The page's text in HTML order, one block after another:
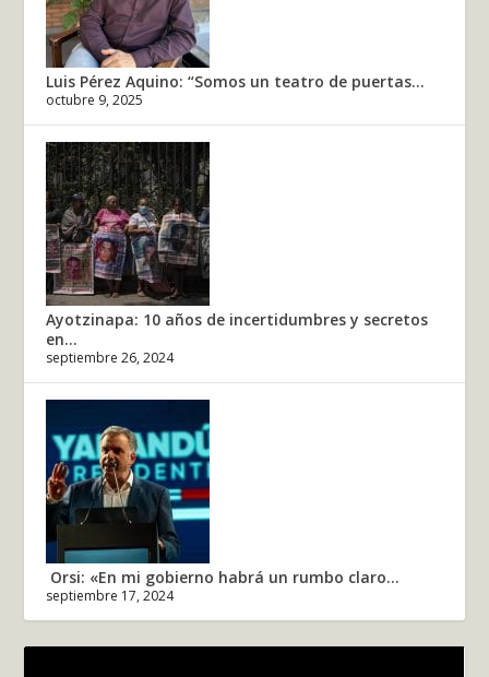
Luis Pérez Aquino: “Somos un teatro de puertas...
octubre 9, 2025
Ayotzinapa: 10 años de incertidumbres y secretos
en...
septiembre 26, 2024
Orsi: «En mi gobierno habrá un rumbo claro...
septiembre 17, 2024